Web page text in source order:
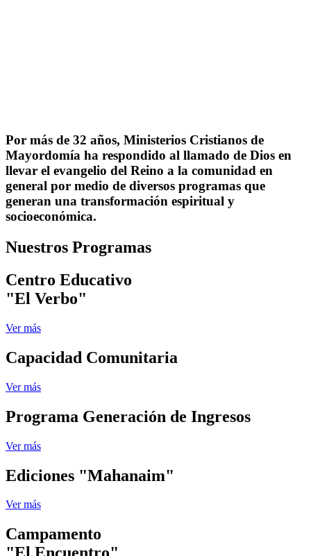
Por más de 32 años, Ministerios Cristianos de
Mayordomía ha respondido al llamado de Dios en
llevar el evangelio del Reino a la comunidad en
general por medio de diversos programas que
generan una transformación espiritual y
socioeconómica.
Nuestros Programas
Centro Educativo
"El Verbo"
Ver más
Capacidad Comunitaria
Ver más
Programa Generación de Ingresos
Ver más
Ediciones "Mahanaim"
Ver más
Campamento